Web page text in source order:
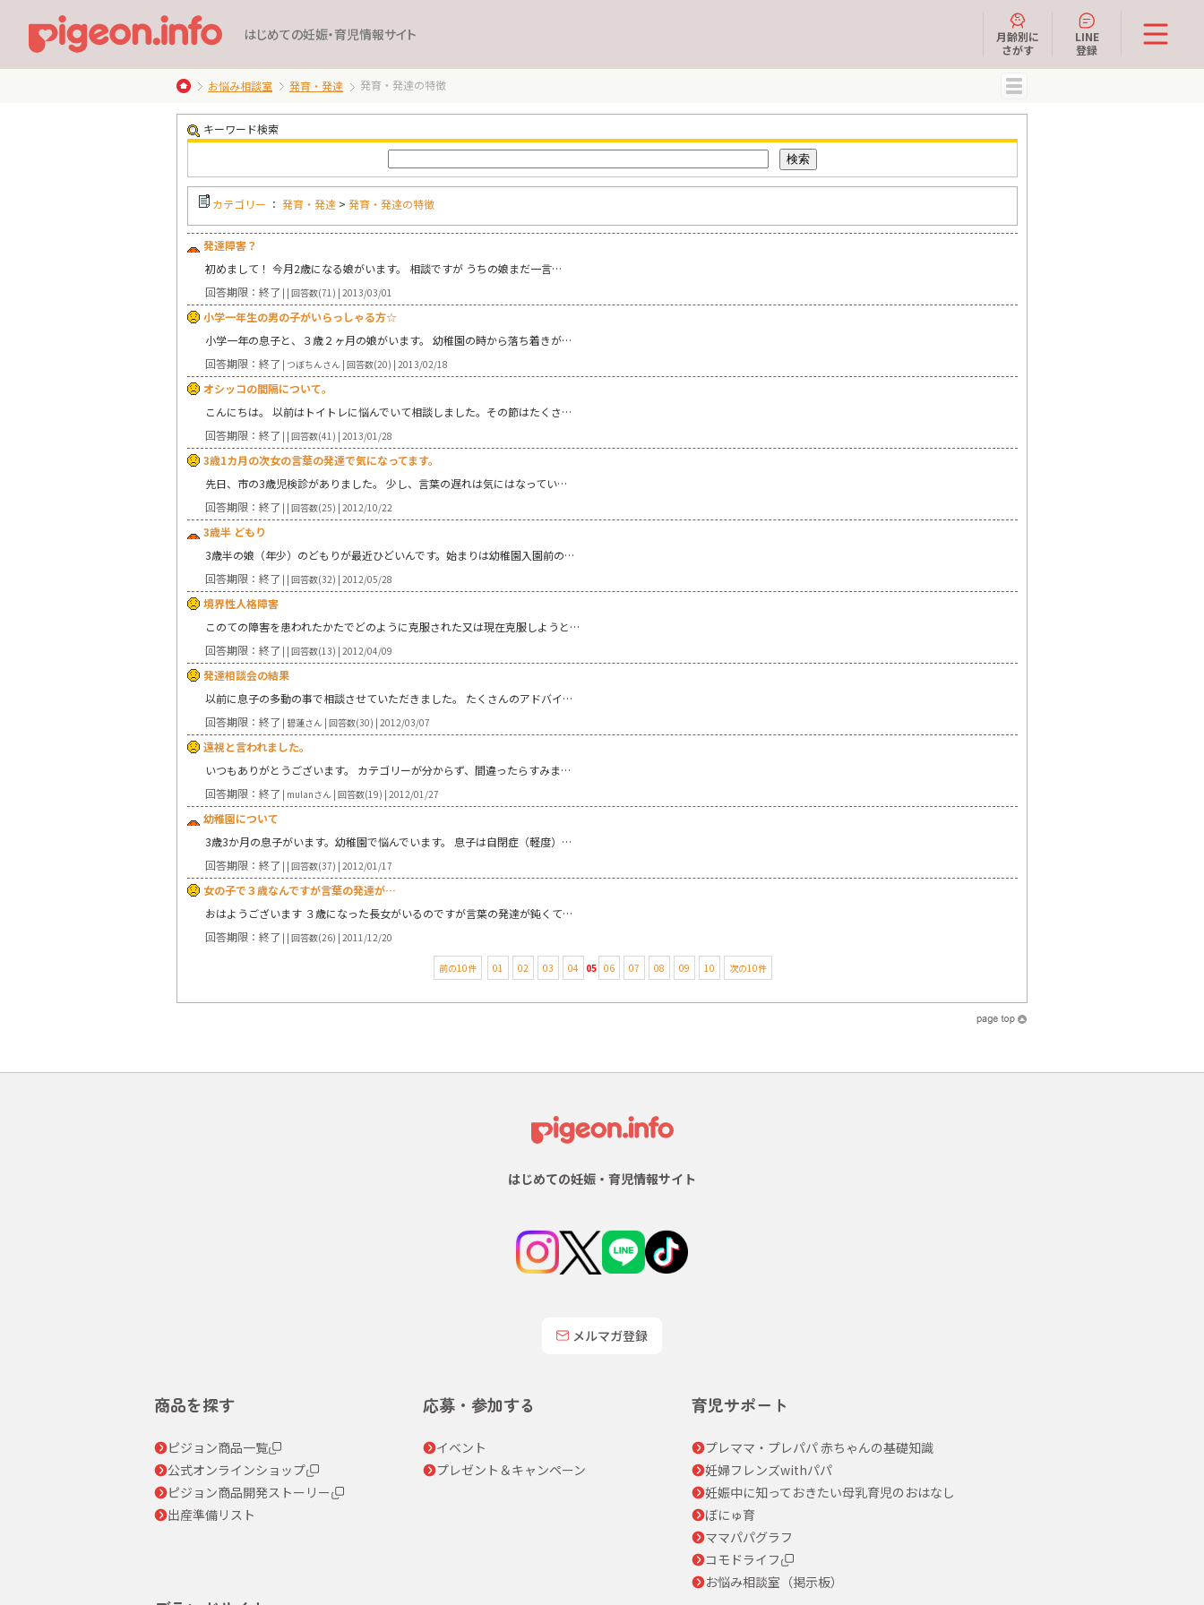
はじめての妊娠・育児情報サイト
月齢別に
さがす
LINE
登録
MENU
お悩み相談室 発育・発達 発育・発達の特徴
キーワード検索
カテゴリー ： 発育・発達 > 発育・発達の特徴
発達障害？
初めまして！ 今月2歳になる娘がいます。 相談ですが うちの娘まだ一言…
回答期限：終了 | | 回答数(71) | 2013/03/01
小学一年生の男の子がいらっしゃる方☆
小学一年の息子と、３歳２ヶ月の娘がいます。 幼稚園の時から落ち着きが…
回答期限：終了 | つぼちんさん | 回答数(20) | 2013/02/18
オシッコの間隔について。
こんにちは。 以前はトイトレに悩んでいて相談しました。その節はたくさ…
回答期限：終了 | | 回答数(41) | 2013/01/28
3歳1カ月の次女の言葉の発達で気になってます。
先日、市の3歳児検診がありました。 少し、言葉の遅れは気にはなってい…
回答期限：終了 | | 回答数(25) | 2012/10/22
3歳半 どもり
3歳半の娘（年少）のどもりが最近ひどいんです。始まりは幼稚園入園前の…
回答期限：終了 | | 回答数(32) | 2012/05/28
境界性人格障害
このての障害を患われたかたでどのように克服された又は現在克服しようと…
回答期限：終了 | | 回答数(13) | 2012/04/09
発達相談会の結果
以前に息子の多動の事で相談させていただきました。 たくさんのアドバイ…
回答期限：終了 | 碧蓮さん | 回答数(30) | 2012/03/07
遠視と言われました。
いつもありがとうございます。 カテゴリーが分からず、間違ったらすみま…
回答期限：終了 | mulanさん | 回答数(19) | 2012/01/27
幼稚園について
3歳3か月の息子がいます。幼稚園で悩んでいます。 息子は自閉症（軽度）…
回答期限：終了 | | 回答数(37) | 2012/01/17
女の子で３歳なんですが言葉の発達が…
おはようございます ３歳になった長女がいるのですが言葉の発達が鈍くて…
回答期限：終了 | | 回答数(26) | 2011/12/20
前の10件 01 02 03 04 05 06 07 08 09 10 次の10件
はじめての妊娠・育児情報サイト
メルマガ登録
商品を探す
ピジョン商品一覧
公式オンラインショップ
ピジョン商品開発ストーリー
出産準備リスト
応募・参加する
イベント
プレゼント＆キャンペーン
育児サポート
プレママ・プレパパ 赤ちゃんの基礎知識
妊婦フレンズwithパパ
妊娠中に知っておきたい母乳育児のおはなし
ぼにゅ育
ママパパグラフ
コモドライフ
お悩み相談室（掲示板）